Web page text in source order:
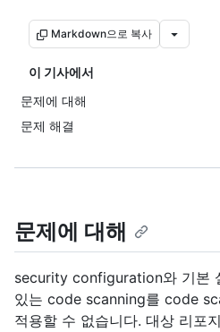
Markdown으로 복사
이 기사에서
문제에 대해
문제 해결
문제에 대해
security configuration와 기본
있는 code scanning를 code
적용할 수 없습니다. 대상 리포